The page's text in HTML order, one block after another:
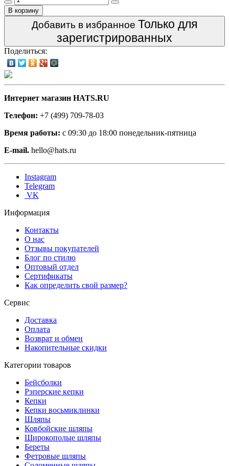
В корзину
Добавить в избранное Только для
зарегистрированных
Поделиться:
Интернет магазин HATS.RU
Телефон: +7 (499) 709-78-03
Время работы: с 09:30 до 18:00 понедельник-пятница
E-mail. hello@hats.ru
Instagram
Telegram
VK
Информация
Контакты
О нас
Отзывы покупателей
Блог по стилю
Оптовый отдел
Сертификаты
Как определить свой размер?
Сервис
Доставка
Оплата
Возврат и обмен
Накопительные скидки
Категории товаров
Бейсболки
Рэперские кепки
Кепки
Кепки восьмиклинки
Шляпы
Ковбойские шляпы
Широкополые шляпы
Береты
Фетровые шляпы